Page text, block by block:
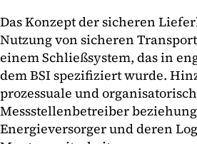
Das Konzept der sicheren
Nutzung von sicheren
einem Schließsystem, das in
dem BSI spezifiziert wurde.
prozessuale und
Messstellenbetreiber
Energieversorger und deren